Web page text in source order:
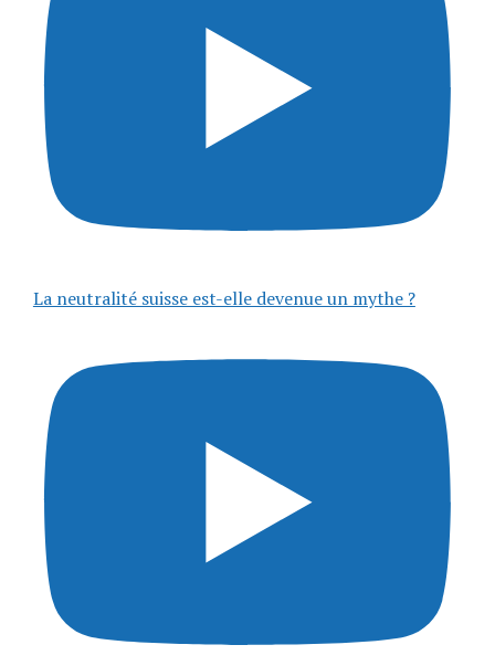
La neutralité suisse est-elle devenue un mythe ?